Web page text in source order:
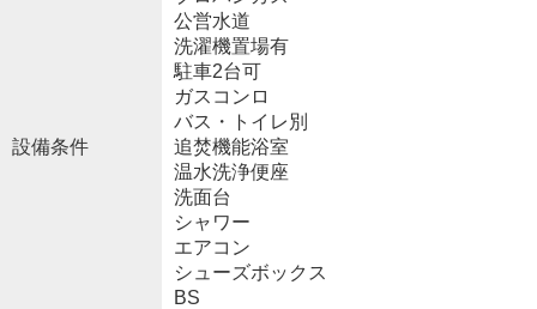
設備条件
公営水道
洗濯機置場有
駐車2台可
ガスコンロ
バス・トイレ別
追焚機能浴室
温水洗浄便座
洗面台
シャワー
エアコン
シューズボックス
BS